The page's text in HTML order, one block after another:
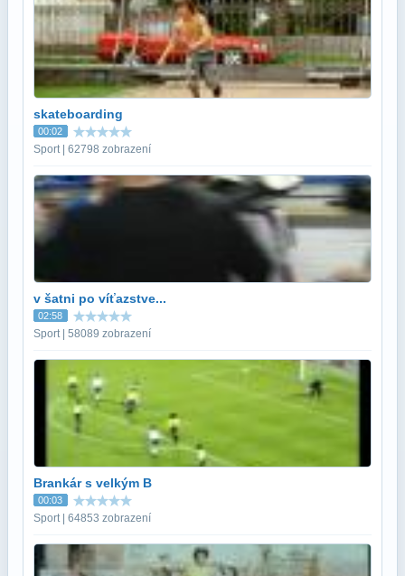
skateboarding
00:02
Sport | 62798 zobrazení
v šatni po víťazstve...
02:58
Sport | 58089 zobrazení
Brankár s velkým B
00:03
Sport | 64853 zobrazení